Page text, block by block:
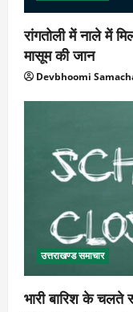
रांगतोली में नाले में
मासूम की जान
Devbhoomi
उत्तराखण्ड समाचार
भारी बारिश के